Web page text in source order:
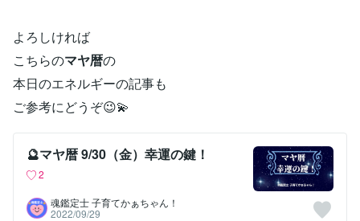
よろしければ
こちらのマヤ暦の
本日のエネルギーの記事も
ご参考にどうぞ😉💫
🔮マヤ暦 9/30（金）幸運の鍵！
2
魂鑑定士 子育てかぁちゃん！
2022/09/29